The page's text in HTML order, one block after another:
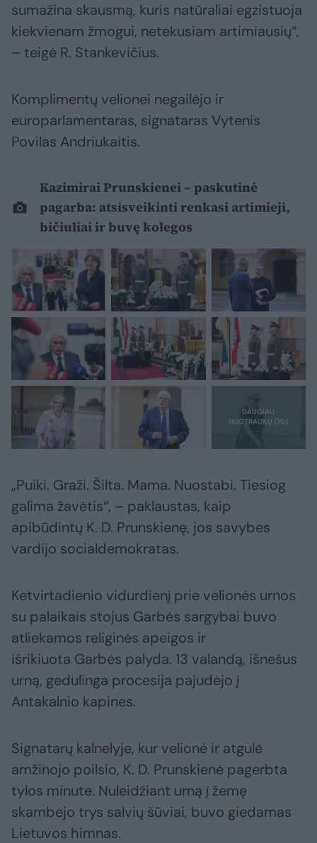
sumažina skausmą, kuris natūraliai egzistuoja
kiekvienam žmogui, netekusiam artimiausių“,
– teigė R. Stankevičius.
Komplimentų velionei negailėjo ir
europarlamentaras, signataras Vytenis
Povilas Andriukaitis.
Kazimirai Prunskienei – paskutinė
pagarba: atsisveikinti renkasi artimieji,
bičiuliai ir buvę kolegos
„Puiki. Graži. Šilta. Mama. Nuostabi. Tiesiog
galima žavėtis“, – paklaustas, kaip
apibūdintų K. D. Prunskienę, jos savybes
vardijo socialdemokratas.
Ketvirtadienio vidurdienį prie velionės urnos
su palaikais stojus Garbės sargybai buvo
atliekamos religinės apeigos ir
išrikiuota Garbės palyda. 13 valandą, išnešus
urną, gedulinga procesija pajudėjo į
Antakalnio kapines.
Signatarų kalnelyje, kur velionė ir atgulė
amžinojo poilsio, K. D. Prunskienė pagerbta
tylos minute. Nuleidžiant urną į žemę
skambėjo trys salvių šūviai, buvo giedamas
Lietuvos himnas.